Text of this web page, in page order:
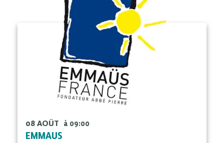
08 AOÛT à 09:00
EMMAUS